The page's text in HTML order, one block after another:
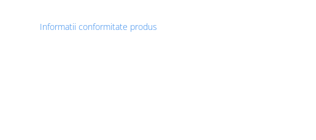
Informatii conformitate produs